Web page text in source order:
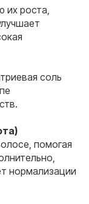
их роста,
соль
помогая
нормализации